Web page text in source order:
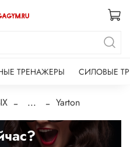
ТРЕНАЖЕРЫ СИЛОВЫЕ
... Yarton